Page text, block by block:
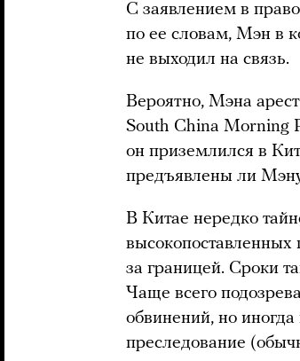
С заявлением в
по ее словам, Мэн в
не выходил на связь.
Вероятно, Мэна
South China Morning
он приземлился в
предъявлены ли Мэну
В Китае нередко
за границей. Сроки
Чаще всего
обвинений, но
преследование